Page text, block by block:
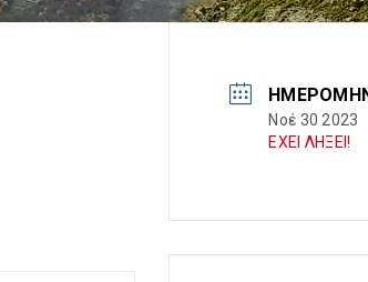
Νοέ 30 2023
ΕΧΕΙ ΛΗΞΕΙ!